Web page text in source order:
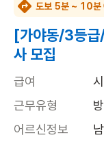
도보 5분 ~ 10분
[가야동/3등
사 모집
급여
근무유형
어르신정보